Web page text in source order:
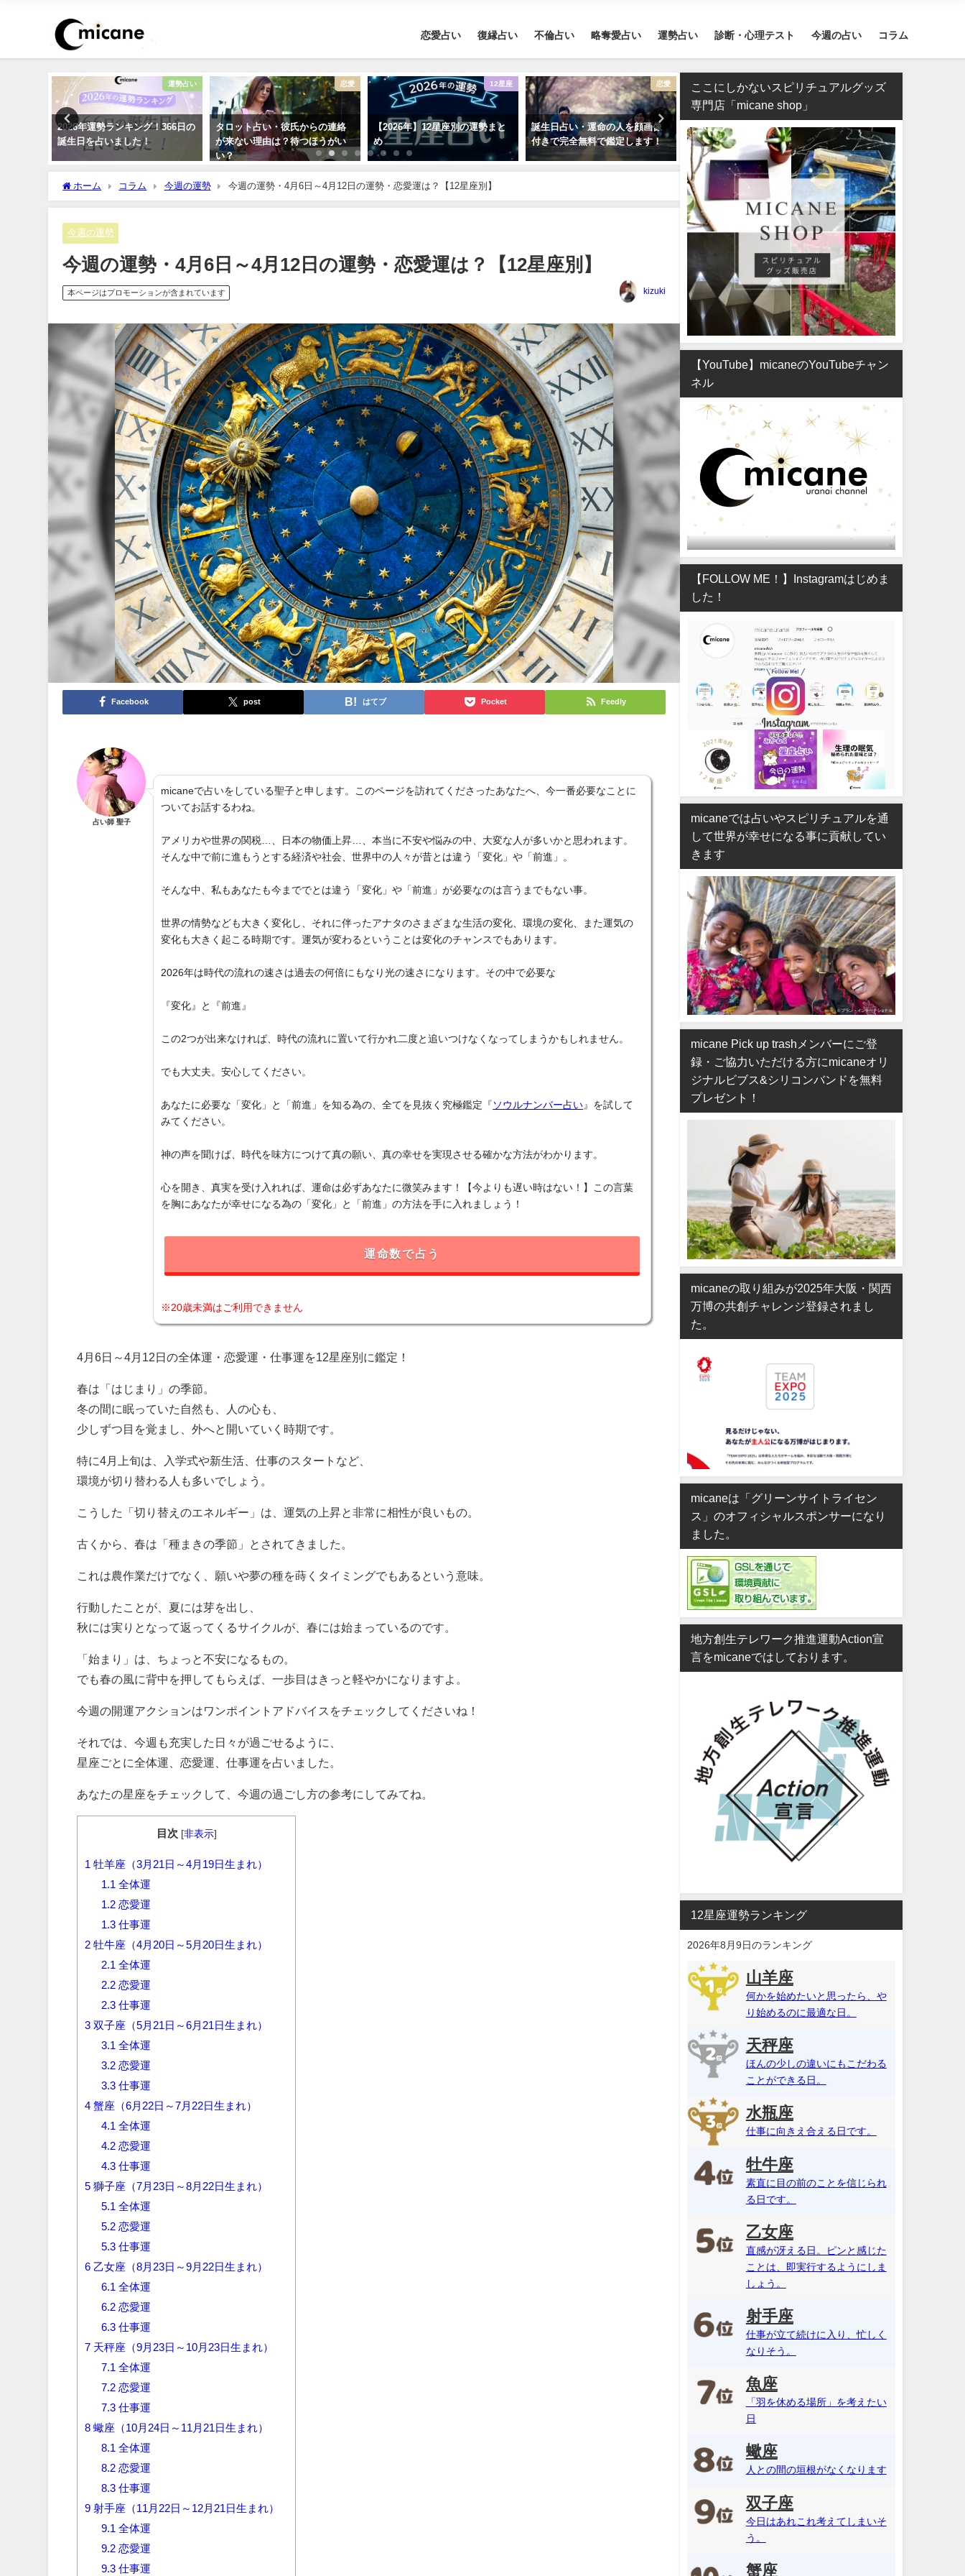
恋愛占い 復縁占い 不倫占い 略奪愛占い 運勢占い 診断・心理テスト 今週の占い コラム
運勢占い
2026年運勢ランキング！366日の
誕生日を占いました！
恋愛
タロット占い・彼氏からの連絡
が来ない理由は？待つほうがい
い？
12星座
【2026年】12星座別の運勢まと
め
恋愛
誕生日占い・運命の人を顔画像
付きで完全無料で鑑定します！
相性占い・既婚者同士の恋愛で
ダブル不倫（W不倫）は成就す
る？【霊視真剣】
四柱推命で占う2026年のあ
の運勢【生年月日で無料鑑
ホーム コラム 今週の運勢 今週の運勢・4月6日～4月12日の運勢・恋愛運は？【12星座別】
今週の運勢
今週の運勢・4月6日～4月12日の運勢・恋愛運は？【12星座別】
本ページはプロモーションが含まれています kizuki
Facebook post はてブ Pocket Feedly
占い師 聖子
micaneで占いをしている聖子と申します。このページを訪れてくださったあなたへ、今一番必要なことに
ついてお話するわね。
アメリカや世界の関税…、日本の物価上昇…、本当に不安や悩みの中、大変な人が多いかと思われます。
そんな中で前に進もうとする経済や社会、世界中の人々が昔とは違う「変化」や「前進」。
そんな中、私もあなたも今まででとは違う「変化」や「前進」が必要なのは言うまでもない事。
世界の情勢なども大きく変化し、それに伴ったアナタのさまざまな生活の変化、環境の変化、また運気の
変化も大きく起こる時期です。運気が変わるということは変化のチャンスでもあります。
2026年は時代の流れの速さは過去の何倍にもなり光の速さになります。その中で必要な
『変化』と『前進』
この2つが出来なければ、時代の流れに置いて行かれ二度と追いつけなくなってしまうかもしれません。
でも大丈夫。安心してください。
あなたに必要な「変化」と「前進」を知る為の、全てを見抜く究極鑑定『 ソウルナンバー占い 』を試して
みてください。
神の声を聞けば、時代を味方につけて真の願い、真の幸せを実現させる確かな方法がわかります。
心を開き、真実を受け入れれば、運命は必ずあなたに微笑みます！【今よりも遅い時はない！】この言葉
を胸にあなたが幸せになる為の「変化」と「前進」の方法を手に入れましょう！
運命数で占う
※20歳未満はご利用できません
4月6日～4月12日の全体運・恋愛運・仕事運を12星座別に鑑定！
春は「はじまり」の季節。
冬の間に眠っていた自然も、人の心も、
少しずつ目を覚まし、外へと開いていく時期です。
特に4月上旬は、入学式や新生活、仕事のスタートなど、
環境が切り替わる人も多いでしょう。
こうした「切り替えのエネルギー」は、運気の上昇と非常に相性が良いもの。
古くから、春は「種まきの季節」とされてきました。
これは農作業だけでなく、願いや夢の種を蒔くタイミングでもあるという意味。
行動したことが、夏には芽を出し、
秋には実りとなって返ってくるサイクルが、春には始まっているのです。
「始まり」は、ちょっと不安になるもの。
でも春の風に背中を押してもらえば、一歩目はきっと軽やかになりますよ。
今週の開運アクションはワンポイントアドバイスをチェックしてくださいね！
それでは、今週も充実した日々が過ごせるように、
星座ごとに全体運、恋愛運、仕事運を占いました。
あなたの星座をチェックして、今週の過ごし方の参考にしてみてね。
目次 [非表示]
1 牡羊座（3月21日～4月19日生まれ）
1.1 全体運
1.2 恋愛運
1.3 仕事運
2 牡牛座（4月20日～5月20日生まれ）
2.1 全体運
2.2 恋愛運
2.3 仕事運
3 双子座（5月21日～6月21日生まれ）
3.1 全体運
3.2 恋愛運
3.3 仕事運
4 蟹座（6月22日～7月22日生まれ）
4.1 全体運
4.2 恋愛運
4.3 仕事運
5 獅子座（7月23日～8月22日生まれ）
5.1 全体運
5.2 恋愛運
5.3 仕事運
6 乙女座（8月23日～9月22日生まれ）
6.1 全体運
6.2 恋愛運
6.3 仕事運
7 天秤座（9月23日～10月23日生まれ）
7.1 全体運
7.2 恋愛運
7.3 仕事運
8 蠍座（10月24日～11月21日生まれ）
8.1 全体運
8.2 恋愛運
8.3 仕事運
9 射手座（11月22日～12月21日生まれ）
9.1 全体運
9.2 恋愛運
9.3 仕事運
ここにしかないスピリチュアルグッズ
専門店「micane shop」
【YouTube】micaneのYouTubeチャン
ネル
【FOLLOW ME！】Instagramはじめま
した！
micaneでは占いやスピリチュアルを通
して世界が幸せになる事に貢献してい
きます
micane Pick up trashメンバーにご登
録・ご協力いただける方にmicaneオリ
ジナルビブス&シリコンバンドを無料
プレゼント！
micaneの取り組みが2025年大阪・関西
万博の共創チャレンジ登録されまし
た。
micaneは「グリーンサイトライセン
ス」のオフィシャルスポンサーになり
ました。
地方創生テレワーク推進運動Action宣
言をmicaneではしております。
12星座運勢ランキング
2026年8月9日のランキング
山羊座
何かを始めたいと思ったら、や
り始めるのに最適な日。
天秤座
ほんの少しの違いにもこだわる
ことができる日。
水瓶座
仕事に向きえ合える日です。
牡牛座
素直に目の前のことを信じられ
る日です。
乙女座
直感が冴える日。ピンと感じた
ことは、即実行するようにしま
しょう。
射手座
仕事が立て続けに入り、忙しく
なりそう。
魚座
「羽を休める場所」を考えたい
日
蠍座
人との間の垣根がなくなります
双子座
今日はあれこれ考えてしまいそ
う。
蟹座